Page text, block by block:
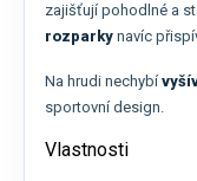
zajišťují pohodlné a
rozparky navíc
Na hrudi nechybí
sportovní design.
Vlastnosti